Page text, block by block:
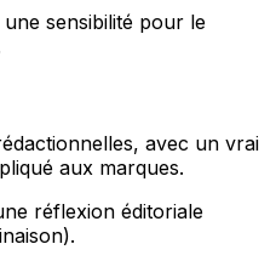
sensibilité pour le
avec un vrai
aux marques.
réflexion éditoriale